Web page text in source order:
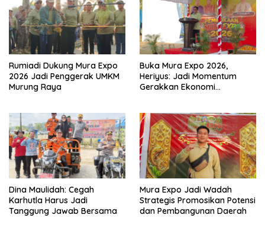
Rumiadi Dukung Mura Expo
2026 Jadi Penggerak UMKM
Murung Raya
Buka Mura Expo 2026,
Heriyus: Jadi Momentum
Gerakkan Ekonomi
Dina Maulidah: Cegah
Karhutla Harus Jadi
Tanggung Jawab Bersama
Mura Expo Jadi Wadah
Strategis Promosikan Potensi
dan Pembangunan Daerah